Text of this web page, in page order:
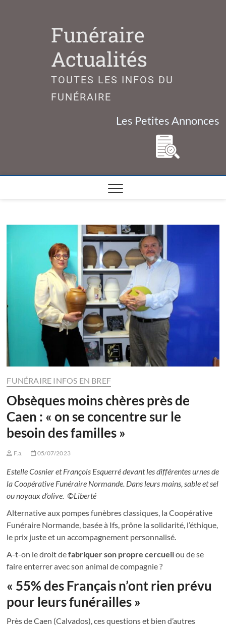
Funéraire
Actualités
TOUTES LES INFOS DU
FUNÉRAIRE
Les Petites Annonces
FUNÉRAIRE INFOS EN BREF
Obsèques moins chères près de
Caen : « on se concentre sur le
besoin des familles »
F.a. 05/07/2023
Estelle Cosnier et François Esquerré devant les différentes urnes de
la Coopérative Funéraire Normande. Dans leurs mains, sable et sel
ou noyaux d’olive. ©Liberté
Alternative aux pompes funèbres classiques, la Coopérative
Funéraire Normande, basée à Ifs, prône la solidarité, l’éthique,
le prix juste et un accompagnement personnalisé.
A-t-on le droit defabriquer son propre cercueilou de se
faire enterrer avec son animal de compagnie ?
« 55% des Français n’ont rien prévu
pour leurs funérailles »
Près de Caen (Calvados), ces questions et bien d’autres